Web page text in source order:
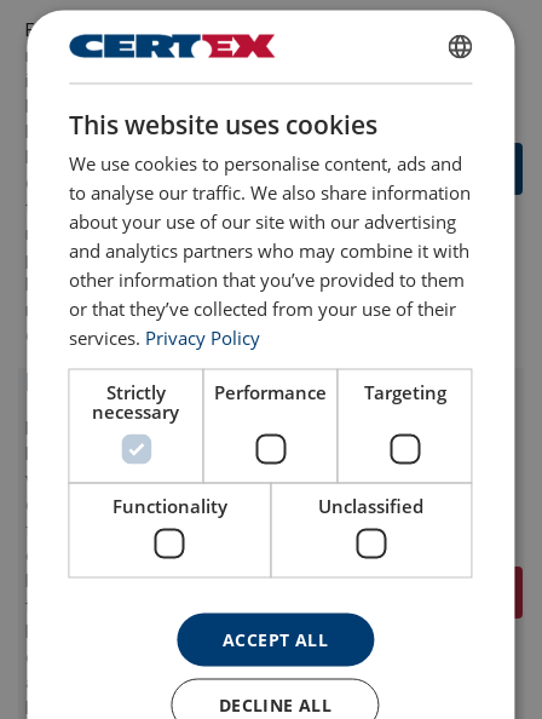
Fra boligprosjekter og
næringsbygg til store
infrastrukturprosjekter som
komplette løfteløsninger for
bygg og anlegg. Vi hjelper
deg med alt fra løfteredskap
til tårnkraner og
materialhåndtering til
personlig fallsikring på
byggeplassen – alltid i tråd
med norske lover, forskrifter
og standarder.
Les mer
Energi
kraftproduksjon og
vedlikehold av strømnett til
den raskt voksende
fornybarsektoren står
energibransjen overfor
komplekse løfte- og
tilgangsutfordringer. Vi
leverer løfteutstyr, fallsikring
og prosjekterte løsninger for
arbeid i høyden og
håndtering av tunge
ENGLISH
ENGLISH TRANSLATION
This website uses cookies
We use cookies to personalise content, ads and
to analyse our traffic. We also share information
about your use of our site with our advertising
and analytics partners who may combine it with
other information that you’ve provided to them
or that they’ve collected from your use of their
services. Privacy Policy
Strictly
necessary
Performance Targeting
Functionality Unclassified
ACCEPT ALL
DECLINE ALL